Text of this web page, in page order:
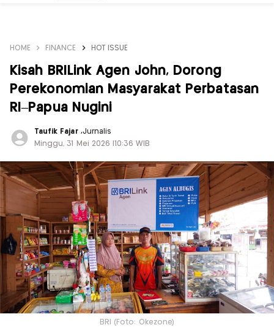
HOME FINANCE HOT ISSUE
Kisah BRILink Agen John, Dorong
Perekonomian Masyarakat Perbatasan
RI–Papua Nugini
Taufik Fajar ,Jurnalis
Minggu, 31 Mei 2026 |10:36 WIB
BRI (Foto: Okezone)